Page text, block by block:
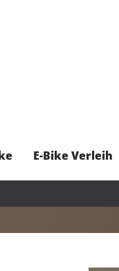
E-Bike Verleih